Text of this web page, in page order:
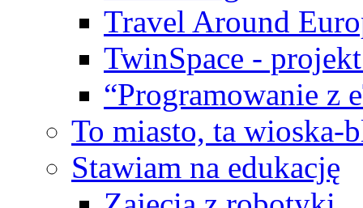
Travel Around
TwinSpace -
“Programowanie z
To miasto, ta wioska-
Stawiam na edukację